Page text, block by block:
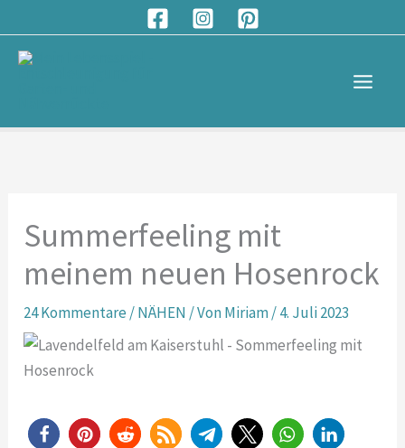
Inhalt
springen
Summerfeeling mit
meinem neuen Hosenrock
24 Kommentare /NÄHEN / VonMiriam/4. Juli 2023